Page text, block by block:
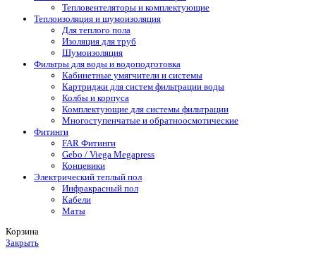
Тепловентеляторы и комплектующие
Теплоизоляция и шумоизоляция
Для теплого пола
Изоляция для труб
Шумоизоляция
Фильтры для воды и водоподготовка
Кабинетные умягчители и системы
Картриджи для систем фильтрации воды
Колбы и корпуса
Комплектующие для системы фильтрации
Многоступенчатые и обратноосмотические
Фитинги
FAR Фитинги
Gebo / Viega Megapress
Концевики
Электрический теплый пол
Инфракрасный пол
Кабели
Маты
Корзина
Закрыть